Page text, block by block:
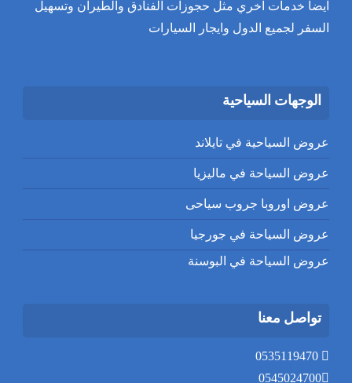
ايضا خدمات اخري مثل حجوزات الفنادق والطيران وتسهيل
السفر لجميع الدول وايجار السيارات
الوجهات السياحية
عروض السياحية في تايلاند
عروض السياحة في ماليزيا
عروض اوروبا جروب سياحى
عروض السياحة في جورجيا
عروض السياحة في البوسنة
تواصل معنا
0545024700